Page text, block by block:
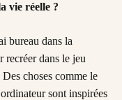
vie réelle ?
bureau dans la
recréer dans le jeu
choses comme le
sont inspirées